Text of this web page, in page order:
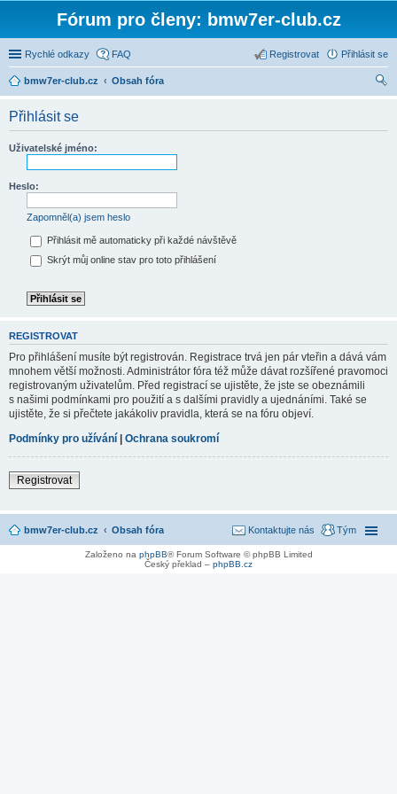
Fórum pro členy: bmw7er-club.cz
Rychlé odkazy FAQ Přihlásit se
Registrovat
bmw7er-club.cz
Obsah fóra
Přihlásit se
Uživatelské jméno:
Heslo:
Zapomněl(a) jsem heslo
Přihlásit mě automaticky při každé návštěvě
Skrýt můj online stav pro toto přihlášení
REGISTROVAT
Pro přihlášení musíte být registrován. Registrace trvá jen pár vteřin a dává vám
mnohem větší možnosti. Administrátor fóra též může dávat rozšířené pravomoci
registrovaným uživatelům. Před registrací se ujistěte, že jste se obeznámili
s našimi podmínkami pro použití a s dalšími pravidly a ujednáními. Také se
ujistěte, že si přečtete jakákoliv pravidla, která se na fóru objeví.
Podmínky pro užívání | Ochrana soukromí
Registrovat
bmw7er-club.cz Obsah fóra Tým
Kontaktujte nás
Založeno na phpBB® Forum Software © phpBB Limited
Český překlad – phpBB.cz